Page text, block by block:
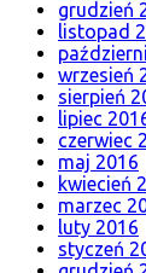
grudzień
listopad
wrzesień
sierpień
lipiec
czerwiec
maj 2016
kwiecień
marzec
luty 2016
styczeń